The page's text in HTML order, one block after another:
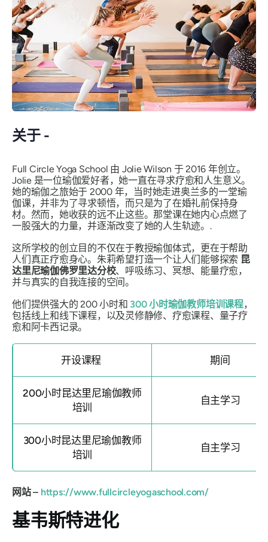
关于 -
Full Circle Yoga School 由 Jolie Wilson 于 2016 年创立。
Jolie 是一位瑜伽爱好者，她一直在寻求疗愈和人生意义。
她的瑜伽之旅始于 2000 年，当时她走进奥兰多的一堂瑜
伽课，并非为了寻求顿悟，而只是为了在婚礼前保持身
材。然而，她收获的远不止这些。那堂课在她内心点燃了
一股强大的力量，并逐渐改变了她的人生轨迹。.
这所学校的创立目的不仅在于教授瑜伽体式，更在于帮助
人们真正疗愈身心。朱莉希望打造一个让人们能够探索 昆
达里尼瑜伽佛罗里达分校、呼吸练习、冥想、能量疗愈，
并与真实的自我连接的空间。
他们提供强大的 200 小时和 300 小时瑜伽教师培训课程，
包括线上和线下课程，以及灵修静修、疗愈课程、量子疗
愈和阿卡西记录。
开设课程 期间
200小时昆达里尼瑜伽教师
培训
自主学习
300小时昆达里尼瑜伽教师
培训
自主学习
网站 – https://www.fullcircleyogaschool.com/
基韦斯特进化